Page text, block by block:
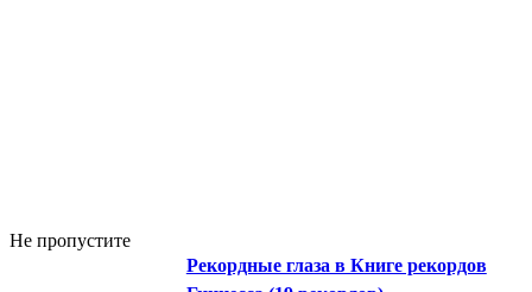
Не пропустите
Рекордные глаза в Книге рекордов